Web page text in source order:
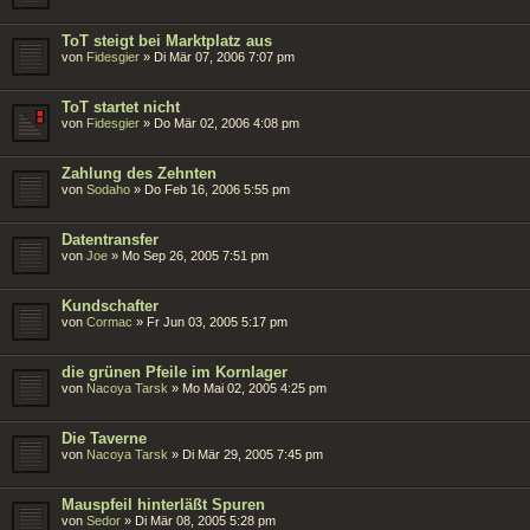
ToT steigt bei Marktplatz aus
von Fidesgier » Di Mär 07, 2006 7:07 pm
ToT startet nicht
von Fidesgier » Do Mär 02, 2006 4:08 pm
Zahlung des Zehnten
von Sodaho » Do Feb 16, 2006 5:55 pm
Datentransfer
von Joe » Mo Sep 26, 2005 7:51 pm
Kundschafter
von Cormac » Fr Jun 03, 2005 5:17 pm
die grünen Pfeile im Kornlager
von Nacoya Tarsk » Mo Mai 02, 2005 4:25 pm
Die Taverne
von Nacoya Tarsk » Di Mär 29, 2005 7:45 pm
Mauspfeil hinterläßt Spuren
von Sedor » Di Mär 08, 2005 5:28 pm